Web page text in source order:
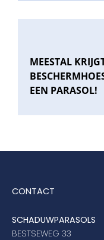
MEESTAL
EEN PARASOL!
CONTACT
SCHADUWPARASOLS
BESTSEWEG 33